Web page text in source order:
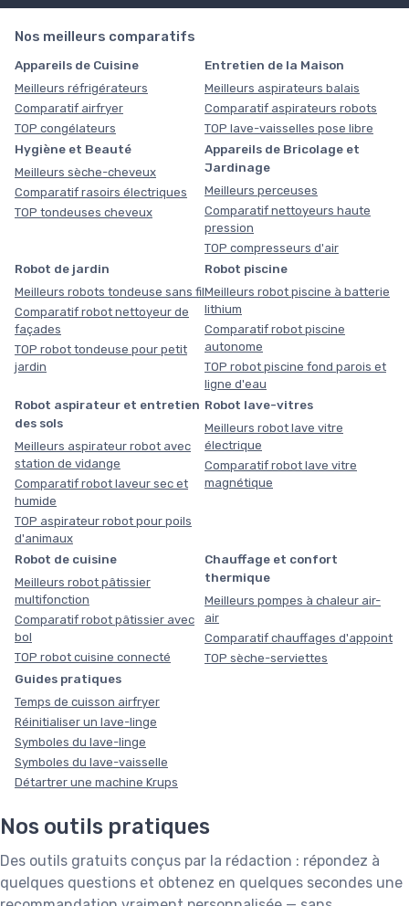
Nos meilleurs comparatifs
Appareils de Cuisine
Meilleurs réfrigérateurs
Comparatif airfryer
TOP congélateurs
Entretien de la Maison
Meilleurs aspirateurs balais
Comparatif aspirateurs robots
TOP lave-vaisselles pose libre
Hygiène et Beauté
Meilleurs sèche-cheveux
Comparatif rasoirs électriques
TOP tondeuses cheveux
Appareils de Bricolage et
Jardinage
Meilleurs perceuses
Comparatif nettoyeurs haute
pression
TOP compresseurs d'air
Robot de jardin
Meilleurs robots tondeuse sans fil
Comparatif robot nettoyeur de
façades
TOP robot tondeuse pour petit
jardin
Robot piscine
Meilleurs robot piscine à batterie
lithium
Comparatif robot piscine
autonome
TOP robot piscine fond parois et
ligne d'eau
Robot aspirateur et entretien
des sols
Meilleurs aspirateur robot avec
station de vidange
Comparatif robot laveur sec et
humide
TOP aspirateur robot pour poils
d'animaux
Robot lave-vitres
Meilleurs robot lave vitre
électrique
Comparatif robot lave vitre
magnétique
Robot de cuisine
Meilleurs robot pâtissier
multifonction
Comparatif robot pâtissier avec
bol
TOP robot cuisine connecté
Chauffage et confort
thermique
Meilleurs pompes à chaleur air-
air
Comparatif chauffages d'appoint
TOP sèche-serviettes
Guides pratiques
Temps de cuisson airfryer
Réinitialiser un lave-linge
Symboles du lave-linge
Symboles du lave-vaisselle
Détartrer une machine Krups
Nos outils pratiques
Des outils gratuits conçus par la rédaction : répondez à
quelques questions et obtenez en quelques secondes une